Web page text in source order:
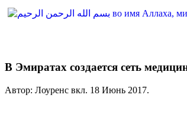
В Эмиратах создается сеть
Автор: Лоуренс вкл. 18 Июнь 2017.